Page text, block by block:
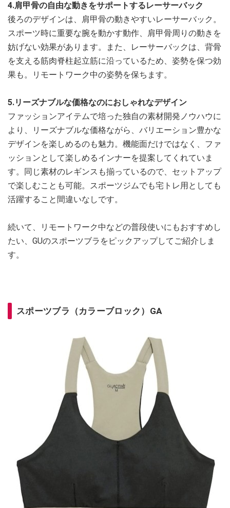
4.肩甲骨の自由な動きをサポートするレーサーバック
後ろのデザインは、肩甲骨の動きやすいレーサーバック。
スポーツ時に重要な腕を動かす動作、肩甲骨周りの動きを
妨げない効果があります。また、レーサーバックは、背骨
を支える筋肉脊柱起立筋に沿っているため、姿勢を保つ効
果も。リモートワーク中の姿勢を保ちます。
5.リーズナブルな価格なのにおしゃれなデザイン
ファッションアイテムで培った独自の素材開発ノウハウに
より、リーズナブルな価格ながら、バリエーション豊かな
デザインを楽しめるのも魅力。機能面だけではなく、ファ
ッションとして楽しめるインナーを提案してくれていま
す。同じ素材のレギンスも揃っているので、セットアップ
で楽しむことも可能。スポーツジムでも宅トレ用としても
活躍すること間違いなしです。
続いて、リモートワーク中などの普段使いにもおすすめし
たい、GUのスポーツブラをピックアップしてご紹介しま
す。
スポーツブラ（カラーブロック）GA